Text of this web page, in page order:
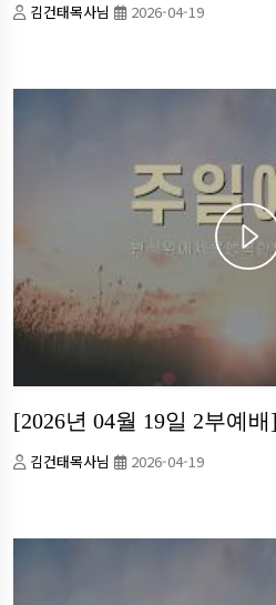
김건태목사님 2026-04-19
[2026년 04월 19일 2부예배]
김건태목사님 2026-04-19